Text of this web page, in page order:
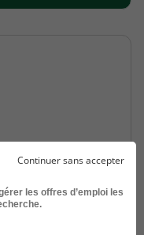
Continuer sans accepter
les offres d’emploi les